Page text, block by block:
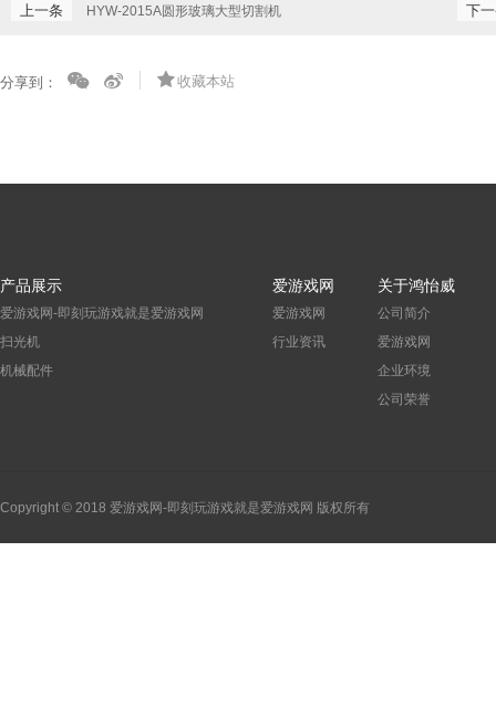
上一条 HYW-2015A圆形玻璃大型切割机 下
分享到： 收藏本站
产品展示
爱游戏网-即刻玩游戏就是爱游戏网
扫光机
机械配件
爱游戏网
爱游戏网
行业资讯
关于鸿怡威
公司简介
爱游戏网
企业环境
公司荣誉
Copyright © 2018 爱游戏网-即刻玩游戏就是爱游戏网 版权所有